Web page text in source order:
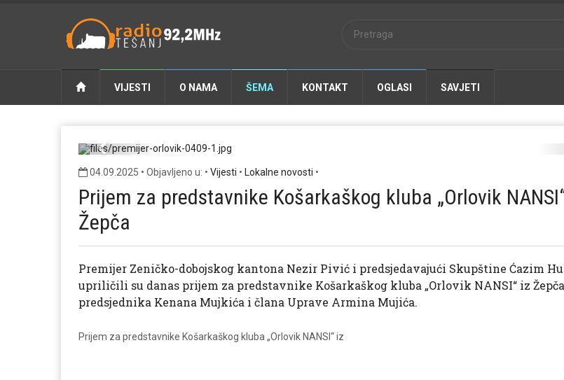
VIJESTI O NAMA ŠEMA KONTAKT OGLASI SAVJETI
Previous
04.09.2025 • Objavljeno u: • Vijesti • Lokalne novosti •
Prijem za predstavnike Košarkaškog kluba „Orlovik
Žepča
Premijer Zeničko-dobojskog kantona Nezir Pivić i predsjedavajući Skupštine Ćazim
upriličili su danas prijem za predstavnike Košarkaškog kluba „Orlovik NANSI“ iz
predsjednika Kenana Mujkića i člana Uprave Armina Mujića.
Prijem za predstavnike Košarkaškog kluba „Orlovik NANSI“ iz